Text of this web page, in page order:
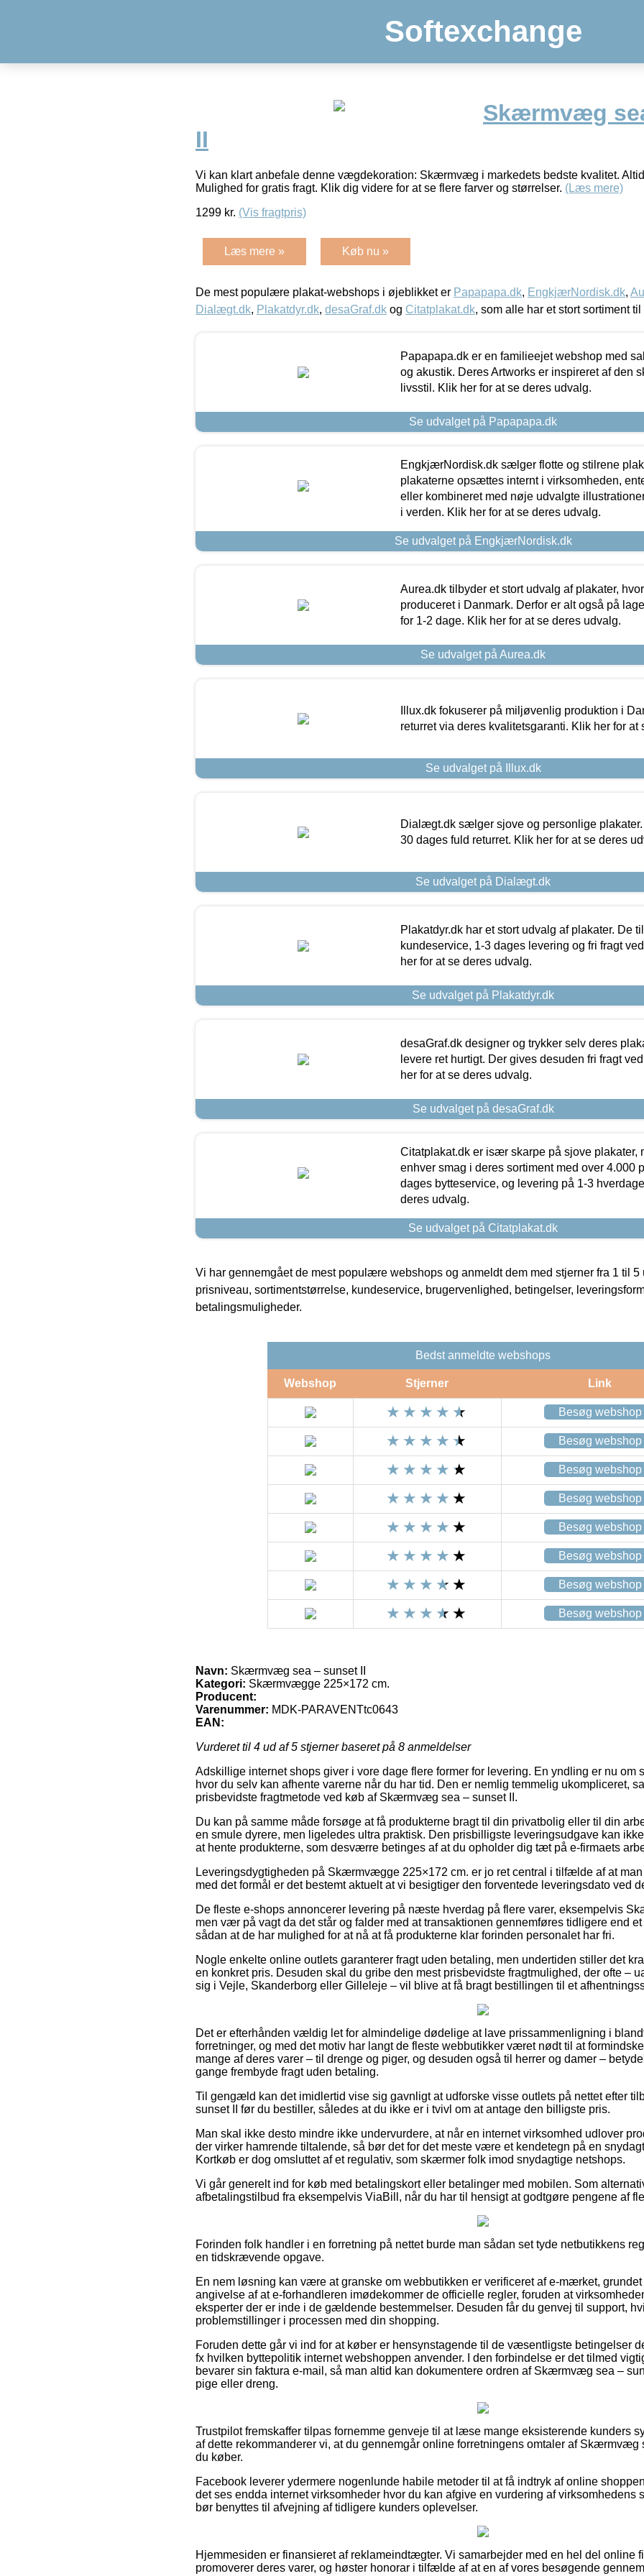
Softexchange
Skærmvæg
II
Vi kan klart anbefale denne vægdekoration: Skærmvæg i markedets bedste kvalitet.
Mulighed for gratis fragt. Klik dig videre for at se flere farver og størrelser. (Læs mere)
1299 kr. (Vis fragtpris)
Læs mere » Køb nu »
De mest populære plakat-webshops i øjeblikket er Papapapa.dk, EngkjærNordisk.dk,
Dialægt.dk, Plakatdyr.dk, desaGraf.dk og Citatplakat.dk, som alle har et stort sortiment til
Papapapa.dk er en familieejet webshop med
og akustik. Deres Artworks er inspireret af den
livsstil. Klik her for at se deres udvalg.
Se udvalget på Papapapa.dk
EngkjærNordisk.dk sælger flotte og stilrene
plakaterne opsættes internt i virksomheden,
eller kombineret med nøje udvalgte
i verden. Klik her for at se deres udvalg.
Se udvalget på EngkjærNordisk.dk
Aurea.dk tilbyder et stort udvalg af plakater,
produceret i Danmark. Derfor er alt også på
for 1-2 dage. Klik her for at se deres udvalg.
Se udvalget på Aurea.dk
Illux.dk fokuserer på miljøvenlig produktion i
returret via deres kvalitetsgaranti. Klik her for at
Se udvalget på Illux.dk
Dialægt.dk sælger sjove og personlige
30 dages fuld returret. Klik her for at se deres
Se udvalget på Dialægt.dk
Plakatdyr.dk har et stort udvalg af plakater. De
kundeservice, 1-3 dages levering og fri fragt
her for at se deres udvalg.
Se udvalget på Plakatdyr.dk
desaGraf.dk designer og trykker selv deres
levere ret hurtigt. Der gives desuden fri fragt
her for at se deres udvalg.
Se udvalget på desaGraf.dk
Citatplakat.dk er især skarpe på sjove plakater,
enhver smag i deres sortiment med over 4.000
dages bytteservice, og levering på 1-3
deres udvalg.
Se udvalget på Citatplakat.dk
Vi har gennemgået de mest populære webshops og anmeldt dem med stjerner fra 1 til 5
prisniveau, sortimentstørrelse, kundeservice, brugervenlighed, betingelser,
betalingsmuligheder.
Bedst anmeldte webshops
Webshop Stjerner Link
Besøg webshop
Besøg webshop
Besøg webshop
Besøg webshop
Besøg webshop
Besøg webshop
Besøg webshop
Besøg webshop
Navn: Skærmvæg sea – sunset II
Kategori: Skærmvægge 225×172 cm.
Producent:
Varenummer: MDK-PARAVENTtc0643
EAN:
Vurderet til 4 ud af 5 stjerner baseret på 8 anmeldelser
Adskillige internet shops giver i vore dage flere former for levering. En yndling er nu om
hvor du selv kan afhente varerne når du har tid. Den er nemlig temmelig ukompliceret,
prisbevidste fragtmetode ved køb af Skærmvæg sea – sunset II.
Du kan på samme måde forsøge at få produkterne bragt til din privatbolig eller til din
en smule dyrere, men ligeledes ultra praktisk. Den prisbilligste leveringsudgave kan
at hente produkterne, som desværre betinges af at du opholder dig tæt på e-firmaets
Leveringsdygtigheden på Skærmvægge 225×172 cm. er jo ret central i tilfælde af at
med det formål er det bestemt aktuelt at vi besigtiger den forventede leveringsdato ved
De fleste e-shops annoncerer levering på næste hverdag på flere varer, eksempelvis
men vær på vagt da det står og falder med at transaktionen gennemføres tidligere end
sådan at de har mulighed for at nå at få produkterne klar forinden personalet har fri.
Nogle enkelte online outlets garanterer fragt uden betaling, men undertiden stiller det
en konkret pris. Desuden skal du gribe den mest prisbevidste fragtmulighed, der ofte –
sig i Vejle, Skanderborg eller Gilleleje – vil blive at få bragt bestillingen til et
Det er efterhånden vældig let for almindelige dødelige at lave prissammenligning i
forretninger, og med det motiv har langt de fleste webbutikker været nødt til at
mange af deres varer – til drenge og piger, og desuden også til herrer og damer –
gange frembyde fragt uden betaling.
Til gengæld kan det imidlertid vise sig gavnligt at udforske visse outlets på nettet efter
sunset II før du bestiller, således at du ikke er i tvivl om at antage den billigste pris.
Man skal ikke desto mindre ikke undervurdere, at når en internet virksomhed udlover
der virker hamrende tiltalende, så bør det for det meste være et kendetegn på en
Kortkøb er dog omsluttet af et regulativ, som skærmer folk imod snydagtige netshops.
Vi går generelt ind for køb med betalingskort eller betalinger med mobilen. Som
afbetalingstilbud fra eksempelvis ViaBill, når du har til hensigt at godtgøre pengene af
Forinden folk handler i en forretning på nettet burde man sådan set tyde netbutikkens
en tidskrævende opgave.
En nem løsning kan være at granske om webbutikken er verificeret af e-mærket,
angivelse af at e-forhandleren imødekommer de officielle regler, foruden at
eksperter der er inde i de gældende bestemmelser. Desuden får du genvej til support,
problemstillinger i processen med din shopping.
Foruden dette går vi ind for at køber er hensynstagende til de væsentligste betingelser
fx hvilken byttepolitik internet webshoppen anvender. I den forbindelse er det tilmed
bevarer sin faktura e-mail, så man altid kan dokumentere ordren af Skærmvæg sea –
pige eller dreng.
Trustpilot fremskaffer tilpas fornemme genveje til at læse mange eksisterende kunders
af dette rekommanderer vi, at du gennemgår online forretningens omtaler af Skærmvæg
du køber.
Facebook leverer ydermere nogenlunde habile metoder til at få indtryk af online
det ses endda internet virksomheder hvor du kan afgive en vurdering af virksomhedens
bør benyttes til afvejning af tidligere kunders oplevelser.
Hjemmesiden er finansieret af reklameindtægter. Vi samarbejder med en hel del online
promoverer deres varer, og høster honorar i tilfælde af at en af vores besøgende